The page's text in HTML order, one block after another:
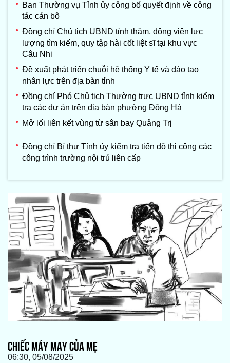
Ban Thường vụ Tỉnh ủy công bố quyết định về công
tác cán bộ
Đồng chí Chủ tịch UBND tỉnh thăm, động viên lực
lượng tìm kiếm, quy tập hài cốt liệt sĩ tại khu vực
Câu Nhi
Đề xuất phát triển chuỗi hệ thống Y tế và đào tạo
nhân lực trên địa bàn tỉnh
Đồng chí Phó Chủ tịch Thường trực UBND tỉnh kiểm
tra các dự án trên địa bàn phường Đông Hà
Mở lối liên kết vùng từ sân bay Quảng Trị
Đồng chí Bí thư Tỉnh ủy kiểm tra tiến độ thi công các
công trình trường nội trú liên cấp
CHIẾC MÁY MAY CỦA MẸ
06:30, 05/08/2025